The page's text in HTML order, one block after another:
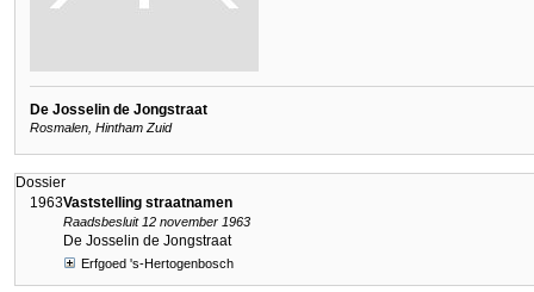
De Josselin de Jongstraat
Rosmalen, Hintham Zuid
Dossier
1963Vaststelling straatnamen
Raadsbesluit 12 november 1963
De Josselin de Jongstraat
Erfgoed 's-Hertogenbosch